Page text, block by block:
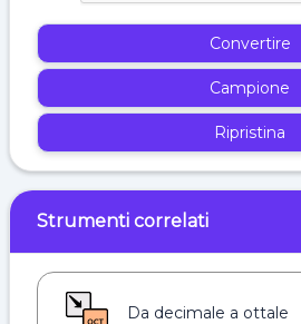
Convertire
Campione
Ripristina
Strumenti correlati
Da decimale a ottale